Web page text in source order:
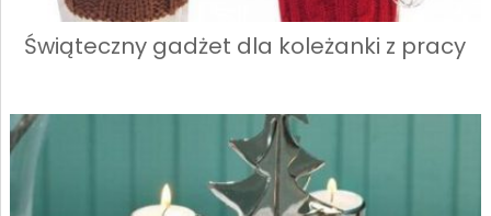
Świąteczny gadżet dla koleżanki z pracy